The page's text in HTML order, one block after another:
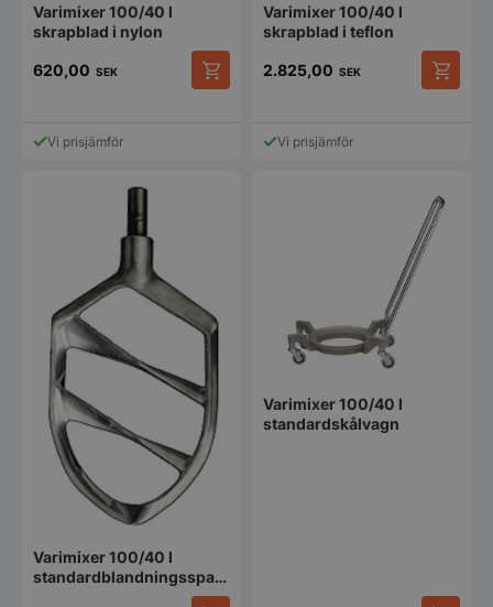
Varimixer 100/40 l
skrapblad i nylon
620,00 SEK
Vi prisjämför
Varimixer 100/40 l
skrapblad i teflon
2.825,00 SEK
Vi prisjämför
Varimixer 100/40 l
standardblandningsspade,
Varimixer 100/40 l
standardskålvagn